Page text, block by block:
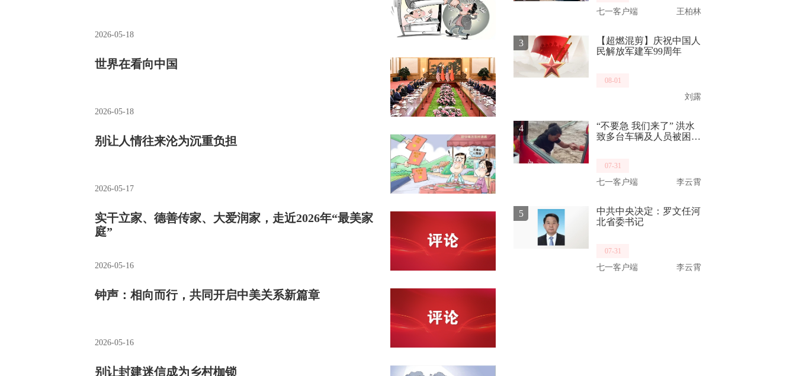
2026-05-18
世界在看向中国
2026-05-18
别让人情往来沦为沉重负担
2026-05-17
实干立家、德善传家、大爱润家，走近2026年“最美家
庭”
2026-05-16
钟声：相向而行，共同开启中美关系新篇章
2026-05-16
别让封建迷信成为乡村枷锁
七一客户端 王柏林
3
【超燃混剪】庆祝中国人
民解放军建军99周年
08-01
刘露
4
“不要急 我们来了” 洪水
致多台车辆及人员被困
07-31
七一客户端 李云霄
5
中共中央决定：罗文任河
北省委书记
07-31
七一客户端 李云霄